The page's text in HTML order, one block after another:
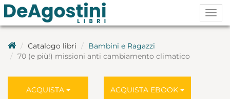
Catalogo libri
Bambini e Ragazzi
70 (e più!) missioni anti cambiamento climatico
ACQUISTA ACQUISTA EBOOK